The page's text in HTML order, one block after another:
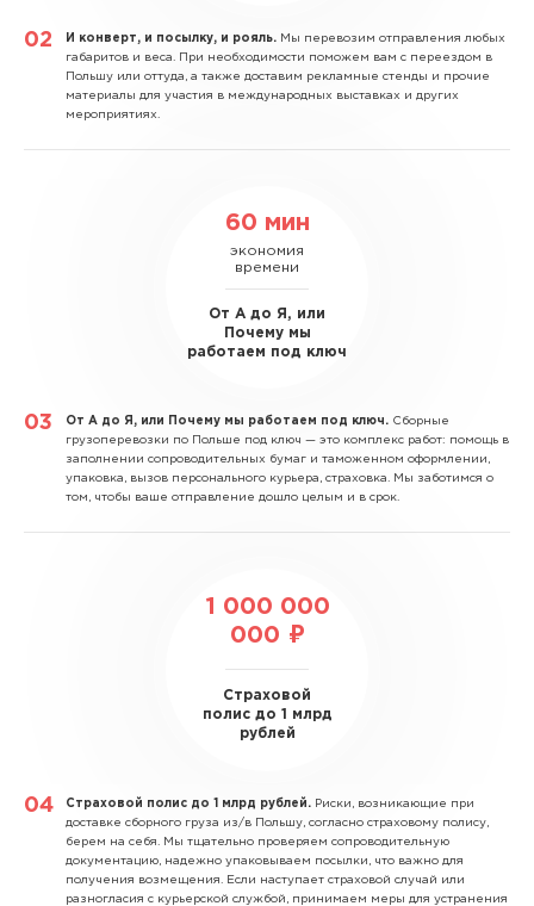
И конверт, и посылку, и рояль. Мы перевозим отправления любых
габаритов и веса. При необходимости поможем вам с переездом в
Польшу или оттуда, а также доставим рекламные стенды и прочие
материалы для участия в международных выставках и других
мероприятиях.
60 мин
экономия
времени
От А до Я, или
Почему мы
работаем под ключ
От А до Я, или Почему мы работаем под ключ. Сборные
грузоперевозки по Польше под ключ — это комплекс работ: помощь в
заполнении сопроводительных бумаг и таможенном оформлении,
упаковка, вызов персонального курьера, страховка. Мы заботимся о
том, чтобы ваше отправление дошло целым и в срок.
1 000 000
000 ₽
Страховой
полис до 1 млрд
рублей
Страховой полис до 1 млрд рублей. Риски, возникающие при
доставке сборного груза из/в Польшу, согласно страховому полису,
берем на себя. Мы тщательно проверяем сопроводительную
документацию, надежно упаковываем посылки, что важно для
получения возмещения. Если наступает страховой случай или
разногласия с курьерской службой, принимаем меры для устранения